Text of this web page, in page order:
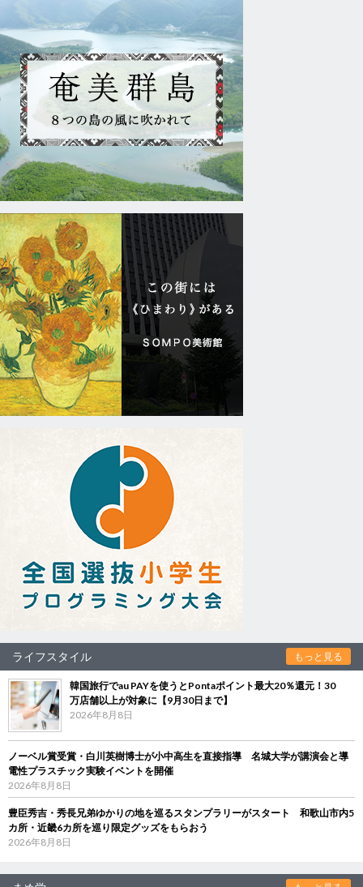
ライフスタイル もっと見る
韓国旅行でau PAYを使うとPontaポイント最大20％還元！30
万店舗以上が対象に【9月30日まで】
2026年8月8日
ノーベル賞受賞・白川英樹博士が小中高生を直接指導 名城大学が講演会と導
電性プラスチック実験イベントを開催
2026年8月8日
豊臣秀吉・秀長兄弟ゆかりの地を巡るスタンプラリーがスタート 和歌山市内5
カ所・近畿6カ所を巡り限定グッズをもらおう
2026年8月8日